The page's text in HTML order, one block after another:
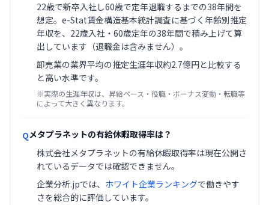
22歳で新卒入社し60歳で定年退職するまでの38年間を
想定。e-Stat賃金構造基本統計調査に基づく年齢別推定
年収を、22歳入社・60歳定年の38年間で積み上げて算
出しています（退職金は含みません）。
卸売業の業界平均の推定生涯年収約2.7億円と比較する
と高い水準です。
※実際の生涯年収は、昇給ペース・役職・ボーナス変動・転職等
によって大きく異なります。
Qメタプラネットの有給休暇取得率は？
株式会社メタプラネットの有給休暇取得率は現在公開さ
れているデータでは確認できません。
企業分析.jpでは、 ホワイト企業ランキングで働きやす
さを総合的に評価しています。